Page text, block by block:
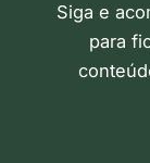
Siga e
para